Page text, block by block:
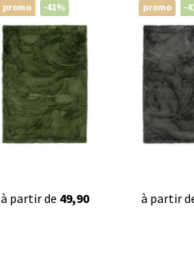
promo -41%
à partir de 49,90
promo -
à partir